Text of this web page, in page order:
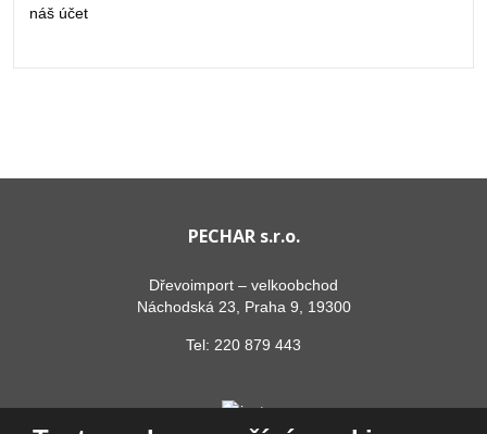
náš účet
PECHAR s.r.o.
Dřevoimport – velkoobchod
Náchodská 23, Praha 9, 19300
Tel: 220 879 443